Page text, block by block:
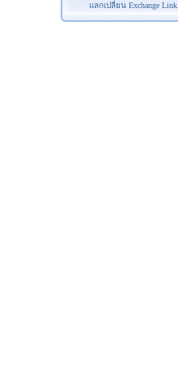
แลกเปลี่ยน Exchange Link